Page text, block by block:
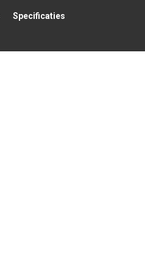
Specificaties